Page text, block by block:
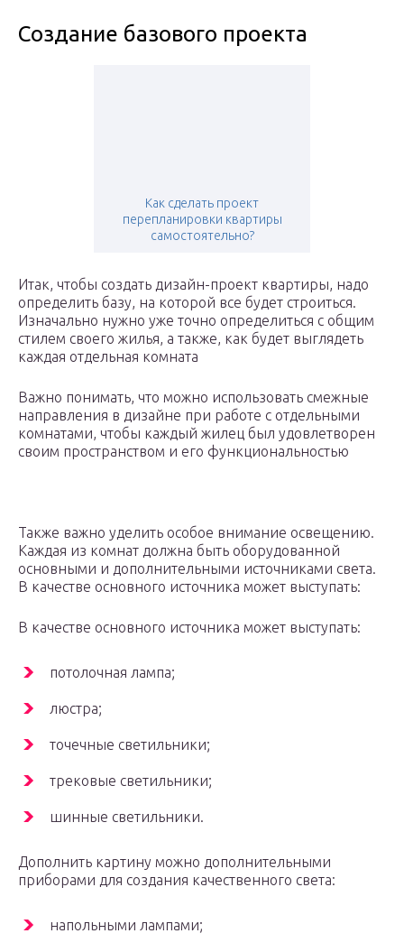
Создание базового проекта
Как сделать проект
перепланировки квартиры
самостоятельно?
Итак, чтобы создать дизайн-проект квартиры, надо
определить базу, на которой все будет строиться.
Изначально нужно уже точно определиться с общим
стилем своего жилья, а также, как будет выглядеть
каждая отдельная комната
Важно понимать, что можно использовать смежные
направления в дизайне при работе с отдельными
комнатами, чтобы каждый жилец был удовлетворен
своим пространством и его функциональностью
Также важно уделить особое внимание освещению.
Каждая из комнат должна быть оборудованной
основными и дополнительными источниками света.
В качестве основного источника может выступать:
В качестве основного источника может выступать:
потолочная лампа;
люстра;
точечные светильники;
трековые светильники;
шинные светильники.
Дополнить картину можно дополнительными
приборами для создания качественного света:
напольными лампами;